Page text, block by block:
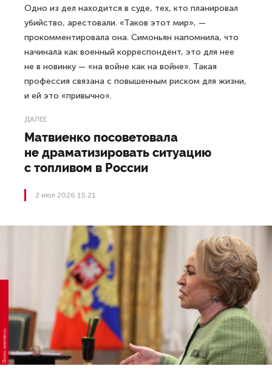
Одно из дел находится в суде, тех, кто планировал
убийство, арестовали. «Таков этот мир», —
прокомментировала она. Симоньян напомнила, что
начинала как военный корреспондент, это для нее
не в новинку — «на войне как на войне». Такая
профессия связана с повышенным риском для жизни,
и ей это «привычно».
ДАЛЕЕ
Матвиенко посоветовала
не драматизировать ситуацию
с топливом в России
2 июл 2026 15:21
Фото: kremlin.ru